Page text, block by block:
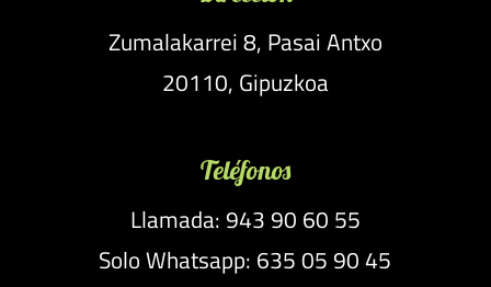
Zumalakarrei 8, Pasai Antxo
20110, Gipuzkoa
Teléfonos
Llamada: 943 90 60 55
Solo Whatsapp: 635 05 90 45